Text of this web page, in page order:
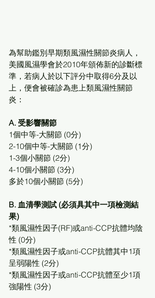
為幫助鑑別早期類風濕性關節炎病人，
美國風濕學會於2010年頒佈新的診斷標
準，若病人於以下評分中取得6分及以
上，便會被確診為患上類風濕性關節
炎：
A. 受影響關節
1個中等-大關節 (0分)
2-10個中等-大關節 (1分)
1-3個小關節 (2分)
4-10個小關節 (3分)
多於10個小關節 (5分)
B. 血清學測試 (必須具其中一項檢測結
果)
*類風濕性因子(RF)或anti-CCP抗體均陰
性 (0分)
*類風濕性因子或anti-CCP抗體其中1項
呈弱陽性 (2分)
*類風濕性因子或anti-CCP抗體至少1項
強陽性 (3分)